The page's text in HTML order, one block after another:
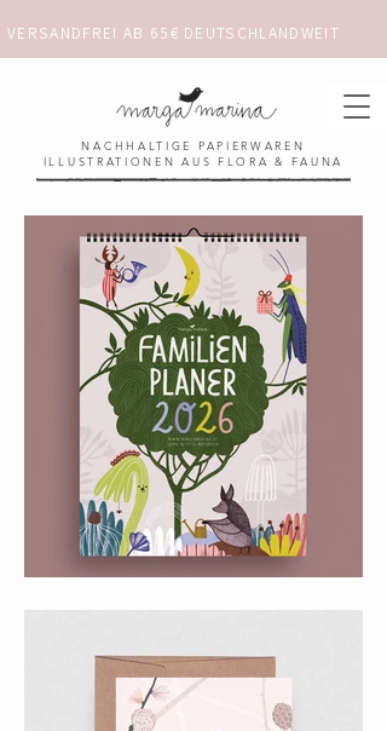
VERSANDFREI AB 65€
NACHHALTIGE PAPIERWAREN
ILLUSTRATIONEN AUS FLORA & FAUNA